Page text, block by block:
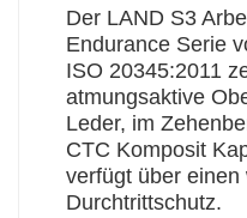
Der LAND S3
Endurance Serie
ISO 20345:2011
atmungsaktive
Leder, im
CTC Komposit
verfügt über einen
Durchtrittschutz.